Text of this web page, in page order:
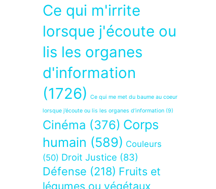
Ce qui m'irrite
lorsque j'écoute ou
lis les organes
d'information
(1726)
Ce qui me met du baume au coeur
lorsque j’écoute ou lis les organes d’information (9)
Cinéma (376) Corps
humain (589) Couleurs
(50) Droit Justice (83)
Défense (218) Fruits et
légumes ou végétaux